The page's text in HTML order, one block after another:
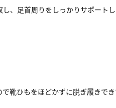
、足首周りをしっかりサポート
靴ひもをほどかずに脱ぎ履きでき